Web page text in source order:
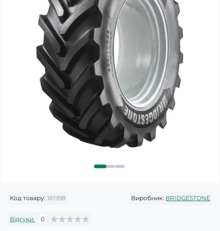
Код товару: 181998 Виробник: BRIDGESTONE
Відгуки: 0